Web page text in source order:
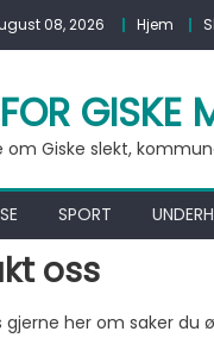
08, 2026 Hjem
GISKE
om Giske slekt,
SPORT
oss
gjerne her om saker du